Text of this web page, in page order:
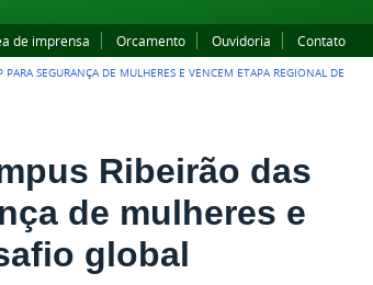
de imprensa Orcamento Ouvidoria Contato
SEGURANÇA DE MULHERES E VENCEM ETAPA REGIONAL DE
Ribeirão das
de mulheres e
global